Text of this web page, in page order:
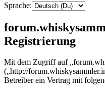
Sprache:
Registrierung
Mit dem Zugriff auf
(„http://
Betreiber ein Vertrag mit